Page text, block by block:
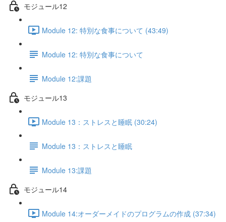
モジュール12
Module 12: 特別な食事について (43:49)
Module 12: 特別な食事について
Module 12:課題
モジュール13
Module 13：ストレスと睡眠 (30:24)
Module 13：ストレスと睡眠
Module 13:課題
モジュール14
Module 14:オーダーメイドのプログラムの作成 (37:34)